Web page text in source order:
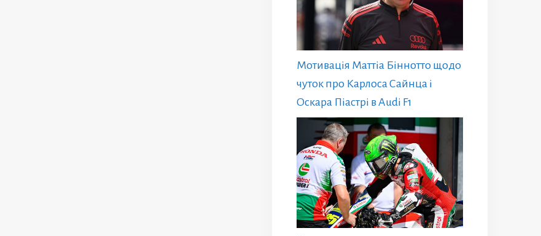
Мотивація Маттіа Біннотто щодо
чуток про Карлоса Сайнца і
Оскара Піастрі в Audi F1